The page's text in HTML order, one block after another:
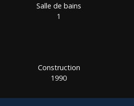
Salle de bains
1
Construction
1990